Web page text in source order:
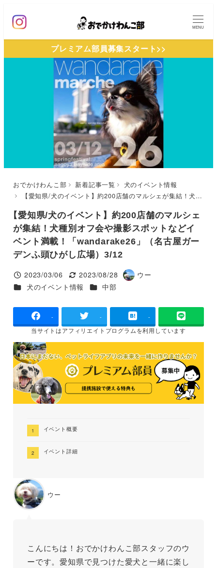
ン
MENU
プレミアム部員募集スタート>>
おでかけわんこ部 新着記事一覧
犬のイベント情報
【愛知県/犬のイベント】約200店舗のマルシェが集結！犬種別オフ会や撮影スポットなどイベント満載！「wandarake​26」（名古屋ガーデンふ頭ひがし広場）3/12
【愛知県/犬のイベント】約200店舗のマルシェ
が集結！犬種別オフ会や撮影スポットなどイ
ベント満載！「wandarake​26」（名古屋ガー
デンふ頭ひがし広場）3/12
投稿日
2023/03/06
更新日
2023/08/28
著
ウー
カテゴリー
犬のイベント情報 カテゴリー
中部
- - -
当サイトはアフィリエイトプログラムを利用しています
イベント概要
イベント詳細
ウー
こんにちは！おでかけわんこ部スタッフのウ
ーです。愛知県で見つけた愛犬と一緒に楽し